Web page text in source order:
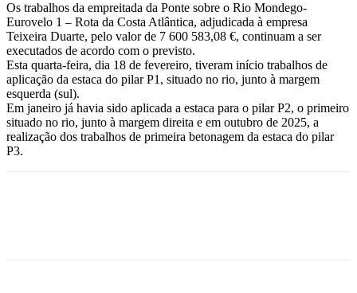
Os trabalhos da empreitada da Ponte sobre o Rio Mondego-
Eurovelo 1 – Rota da Costa Atlântica, adjudicada à empresa
Teixeira Duarte, pelo valor de 7 600 583,08 €, continuam a ser
executados de acordo com o previsto.
Esta quarta-feira, dia 18 de fevereiro, tiveram início trabalhos de
aplicação da estaca do pilar P1, situado no rio, junto à margem
esquerda (sul).
Em janeiro já havia sido aplicada a estaca para o pilar P2, o primeiro
situado no rio, junto à margem direita e em outubro de 2025, a
realização dos trabalhos de primeira betonagem da estaca do pilar
P3.